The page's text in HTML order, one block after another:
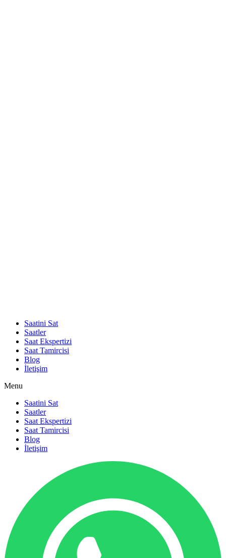
Saatini Sat
Saatler
Saat Ekspertizi
Saat Tamircisi
Blog
İletişim
Menu
Saatini Sat
Saatler
Saat Ekspertizi
Saat Tamircisi
Blog
İletişim